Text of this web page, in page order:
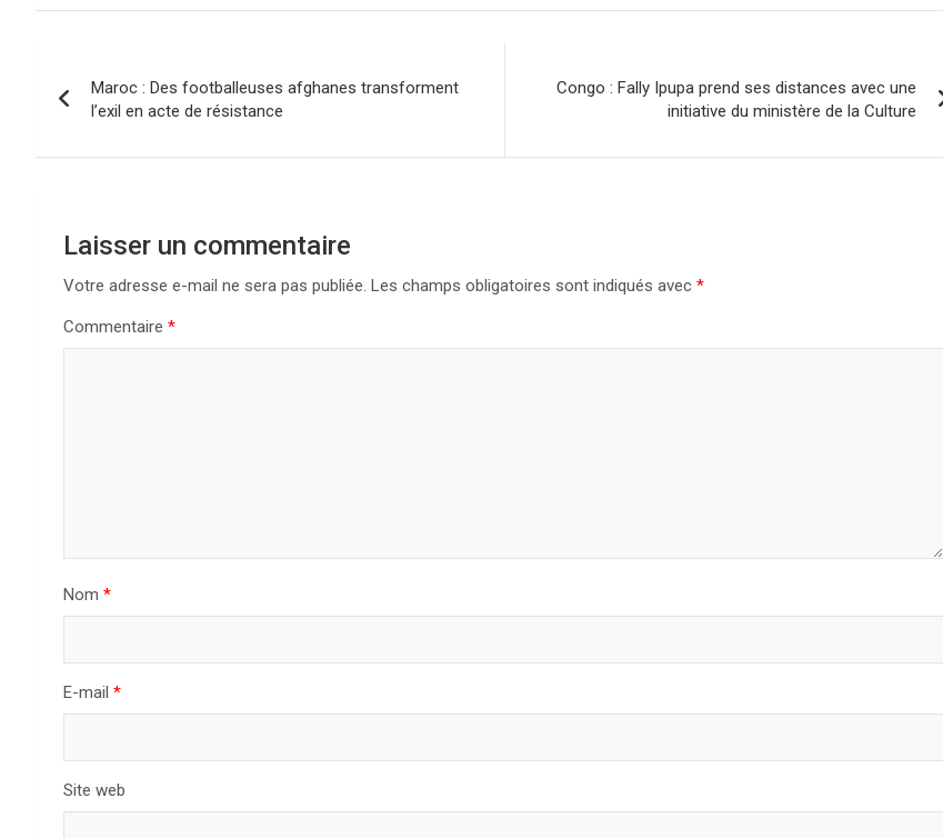
de
l’article
Maroc : Des footballeuses afghanes transforment
l’exil en acte de résistance
Congo : Fally Ipupa prend ses distances avec une
initiative du ministère de la Culture
Laisser un commentaire
Votre adresse e-mail ne sera pas publiée. Les champs obligatoires sont indiqués avec *
Commentaire *
Nom *
E-mail *
Site web